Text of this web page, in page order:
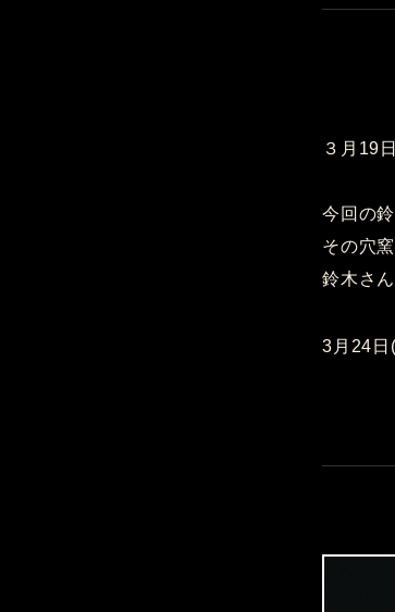
３月19
今回の
その穴
鈴木さ
3月24日